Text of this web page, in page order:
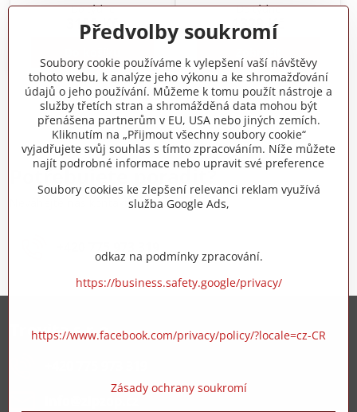
Do týdne
3150 Kč
Do týdne
1329 Kč
Nejsou žádné další produkty.
1 2
Potřebujete poradit?
Neváhejte nás kontaktovat
Trovita s.r.o.
Předvolby soukromí
Soubory cookie používáme k vylepšení vaší návštěvy
tohoto webu, k analýze jeho výkonu a ke shromažďování
údajů o jeho používání. Můžeme k tomu použít nástroje a
služby třetích stran a shromážděná data mohou být
přenášena partnerům v EU, USA nebo jiných zemích.
Kliknutím na „Přijmout všechny soubory cookie“
vyjadřujete svůj souhlas s tímto zpracováním. Níže můžete
najít podrobné informace nebo upravit své preference
Soubory cookies ke zlepšení relevanci reklam využívá
služba Google Ads,
odkaz na podmínky zpracování.
https://business.safety.google/privacy/
https://www.facebook.com/privacy/policy/?locale=cz-CR
Zásady ochrany soukromí